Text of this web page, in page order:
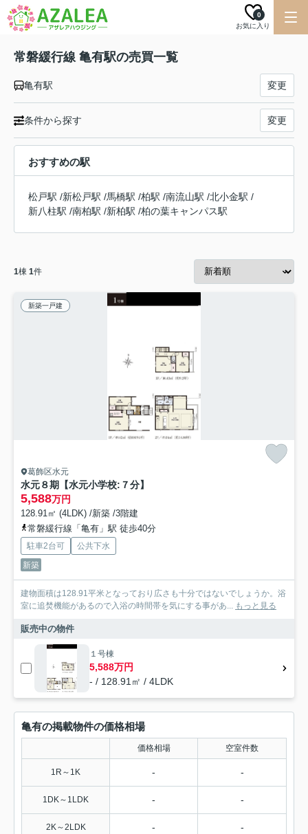
お気に入り
0
常磐緩行線 亀有駅の売買一覧
亀有駅 変更
条件から探す 変更
おすすめの駅
松戸駅 /新松戸駅 /馬橋駅 /柏駅 /南流山駅 /北小金駅 /
新八柱駅 /南柏駅 /新柏駅 /柏の葉キャンパス駅
1棟 1件
新築一戸建
葛飾区水元
水元８期【水元小学校:７分】
5,588万円
128.91㎡ (4LDK) /新築 /3階建
常磐緩行線「亀有」駅 徒歩40分
駐車2台可
公共下水
新築
建物面積は128.91平米となっており広さも十分ではないでしょうか。浴
室に追焚機能があるので入浴の時間帯を気にする事があ... もっと見る
販売中の物件
１号棟
5,588万円
- / 128.91㎡ / 4LDK
亀有の掲載物件の価格相場
価格相場 空室件数
1R～1K - -
1DK～1LDK - -
2K～2LDK - -